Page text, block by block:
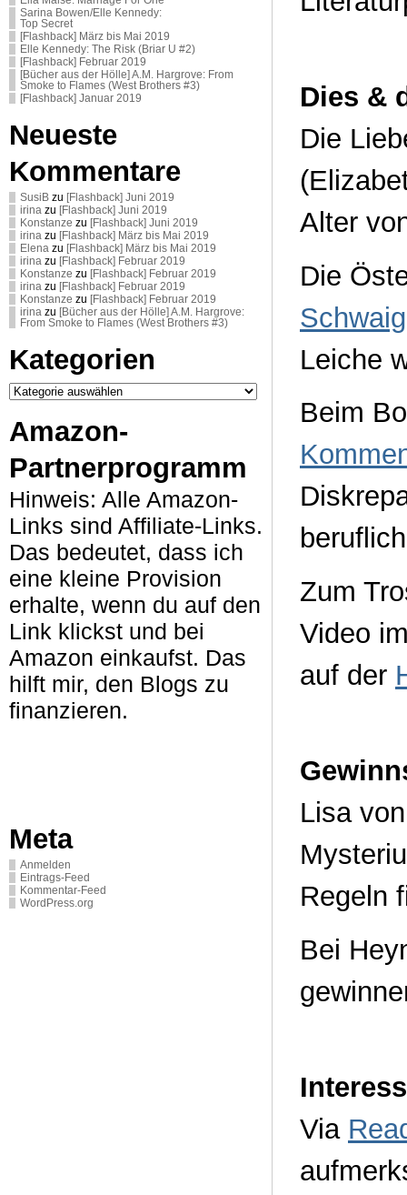
Sarina Bowen/Elle Kennedy:
Top Secret
[Flashback] März bis Mai 2019
Elle Kennedy: The Risk (Briar U #2)
[Flashback] Februar 2019
[Bücher aus der Hölle] A.M. Hargrove: From
Smoke to Flames (West Brothers #3)
[Flashback] Januar 2019
Neueste
Kommentare
SusiB zu [Flashback] Juni 2019
irina zu [Flashback] Juni 2019
Konstanze zu [Flashback] Juni 2019
irina zu [Flashback] März bis Mai 2019
Elena zu [Flashback] März bis Mai 2019
irina zu [Flashback] Februar 2019
Konstanze zu [Flashback] Februar 2019
irina zu [Flashback] Februar 2019
Konstanze zu [Flashback] Februar 2019
irina zu [Bücher aus der Hölle] A.M. Hargrove:
From Smoke to Flames (West Brothers #3)
Kategorien
Kategorien
Amazon-
Partnerprogramm
Hinweis: Alle Amazon-
Links sind Affiliate-Links.
Das bedeutet, dass ich
eine kleine Provision
erhalte, wenn du auf den
Link klickst und bei
Amazon einkaufst. Das
hilft mir, den Blogs zu
finanzieren.
Meta
Anmelden
Eintrags-Feed
Kommentar-Feed
WordPress.org
Dies &
Die
Alter
Die
Leiche
Beim
Zum
Video
auf der
Lisa
Regeln
Bei
Via